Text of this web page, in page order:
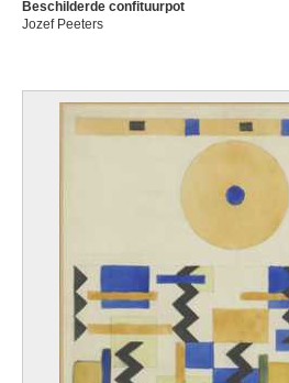
Beschilderde confituurpot
Jozef Peeters